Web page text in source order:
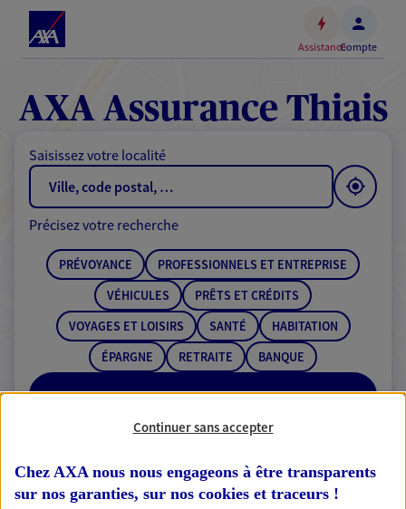
Accéder
contenu
principal
au
de
AssistanceCompte
AXA Assurance Thiais
Saisissez votre localité
RECHERCHER
Précisez votre recherche
PRÉVOYANCE
PROFESSIONNELS ET ENTREPRISE
VÉHICULES
PRÊTS ET CRÉDITS
VOYAGES ET LOISIRS
SANTÉ
HABITATION
ÉPARGNE
RETRAITE BANQUE
1 résultat correspond à votre
Continuer sans accepter
Chez AXA nous nous engageons à être transparents
sur nos garanties, sur nos cookies et traceurs !